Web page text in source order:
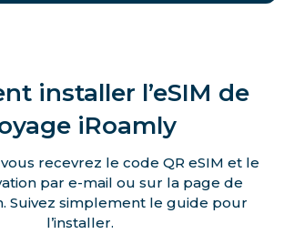
installer l’eSIM de
iRoamly
vous recevrez le code QR eSIM et le
par e-mail ou sur la page de
Suivez simplement le guide pour
l’installer.